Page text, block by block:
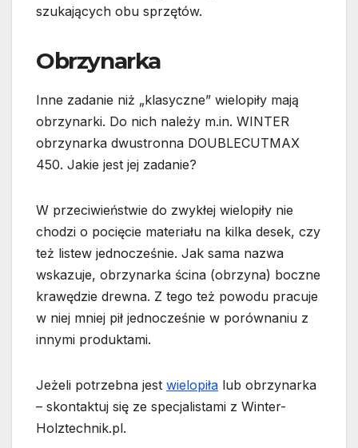
szukających obu sprzętów.
Obrzynarka
Inne zadanie niż „klasyczne” wielopiły mają
obrzynarki. Do nich należy m.in. WINTER
obrzynarka dwustronna DOUBLECUTMAX
450. Jakie jest jej zadanie?
W przeciwieństwie do zwykłej wielopiły nie
chodzi o pocięcie materiału na kilka desek, czy
też listew jednocześnie. Jak sama nazwa
wskazuje, obrzynarka ścina (obrzyna) boczne
krawędzie drewna. Z tego też powodu pracuje
w niej mniej pił jednocześnie w porównaniu z
innymi produktami.
Jeżeli potrzebna jest wielopiła lub obrzynarka
– skontaktuj się ze specjalistami z Winter-
Holztechnik.pl.